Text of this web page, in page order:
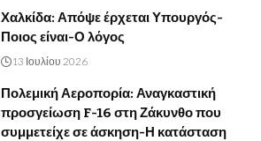
Χαλκίδα: Απόψε έρχεται Υπουργός-
Ποιος είναι-Ο λόγος
13 Ιουλίου 2026
Πολεμική Αεροπορία: Αναγκαστική
προσγείωση F-16 στη Ζάκυνθο που
συμμετείχε σε άσκηση-Η κατάσταση